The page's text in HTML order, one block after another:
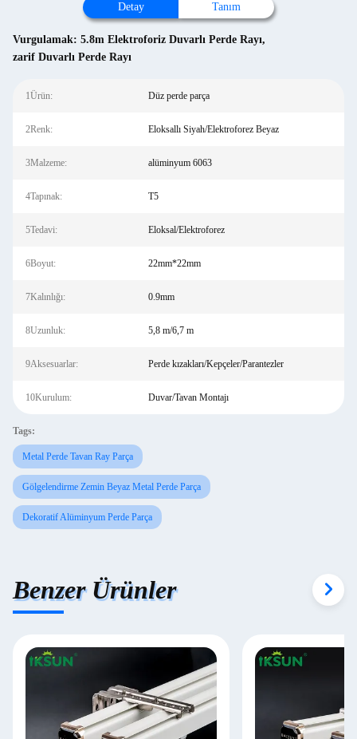
Detay Tanım
Vurgulamak: 5.8m Elektroforiz Duvarlı Perde Rayı,
zarif Duvarlı Perde Rayı
1Ürün: Düz perde parça
2Renk: Eloksallı Siyah/Elektroforez Beyaz
3Malzeme: alüminyum 6063
4Tapınak: T5
5Tedavi: Eloksal/Elektroforez
6Boyut: 22mm*22mm
7Kalınlığı: 0.9mm
8Uzunluk: 5,8 m/6,7 m
9Aksesuarlar: Perde kızakları/Kepçeler/Parantezler
10Kurulum: Duvar/Tavan Montajı
Tags:
Metal Perde Tavan Ray Parça
Gölgelendirme Zemin Beyaz Metal Perde Parça
Dekoratif Alüminyum Perde Parça
Benzer Ürünler